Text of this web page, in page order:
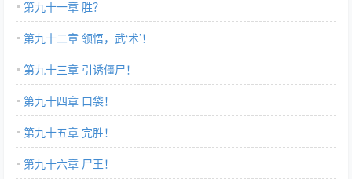
第九十一章 胜？
第九十二章 领悟，武‘术’！
第九十三章 引诱僵尸！
第九十四章 口袋！
第九十五章 完胜！
第九十六章 尸王！